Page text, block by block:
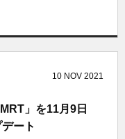
10 NOV 2021
」を11月9日
ート